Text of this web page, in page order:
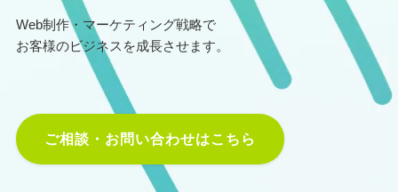
Web制作・マーケティング戦略で
お客様のビジネスを成長させます。
ご相談・お問い合わせはこちら